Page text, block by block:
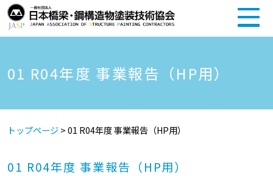
01 R04年度 事業報告（HP用）
トップページ>01 R04年度 事業報告（HP用）
01 R04年度 事業報告（HP用）